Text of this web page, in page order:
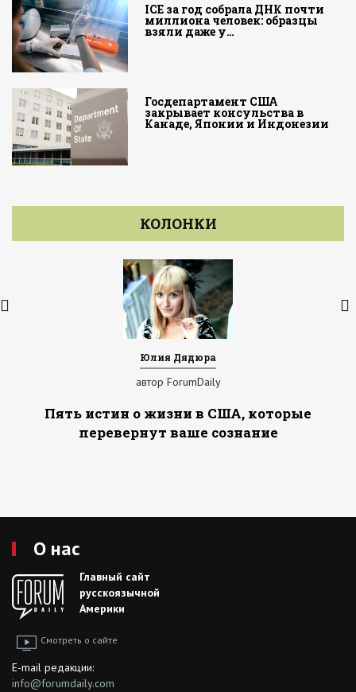
ICE за год собрала ДНК почти
миллиона человек: образцы
взяли даже у…
Госдепартамент США
закрывает консульства в
Канаде, Японии и Индонезии
КОЛОНКИ
Юлия Дядюра
автор ForumDaily
Пять истин о жизни в США, которые
перевернут ваше сознание
О нас
Главный сайт
русскоязычной
Америки
Смотреть о сайте
E-mail редакции:
info@forumdaily.com